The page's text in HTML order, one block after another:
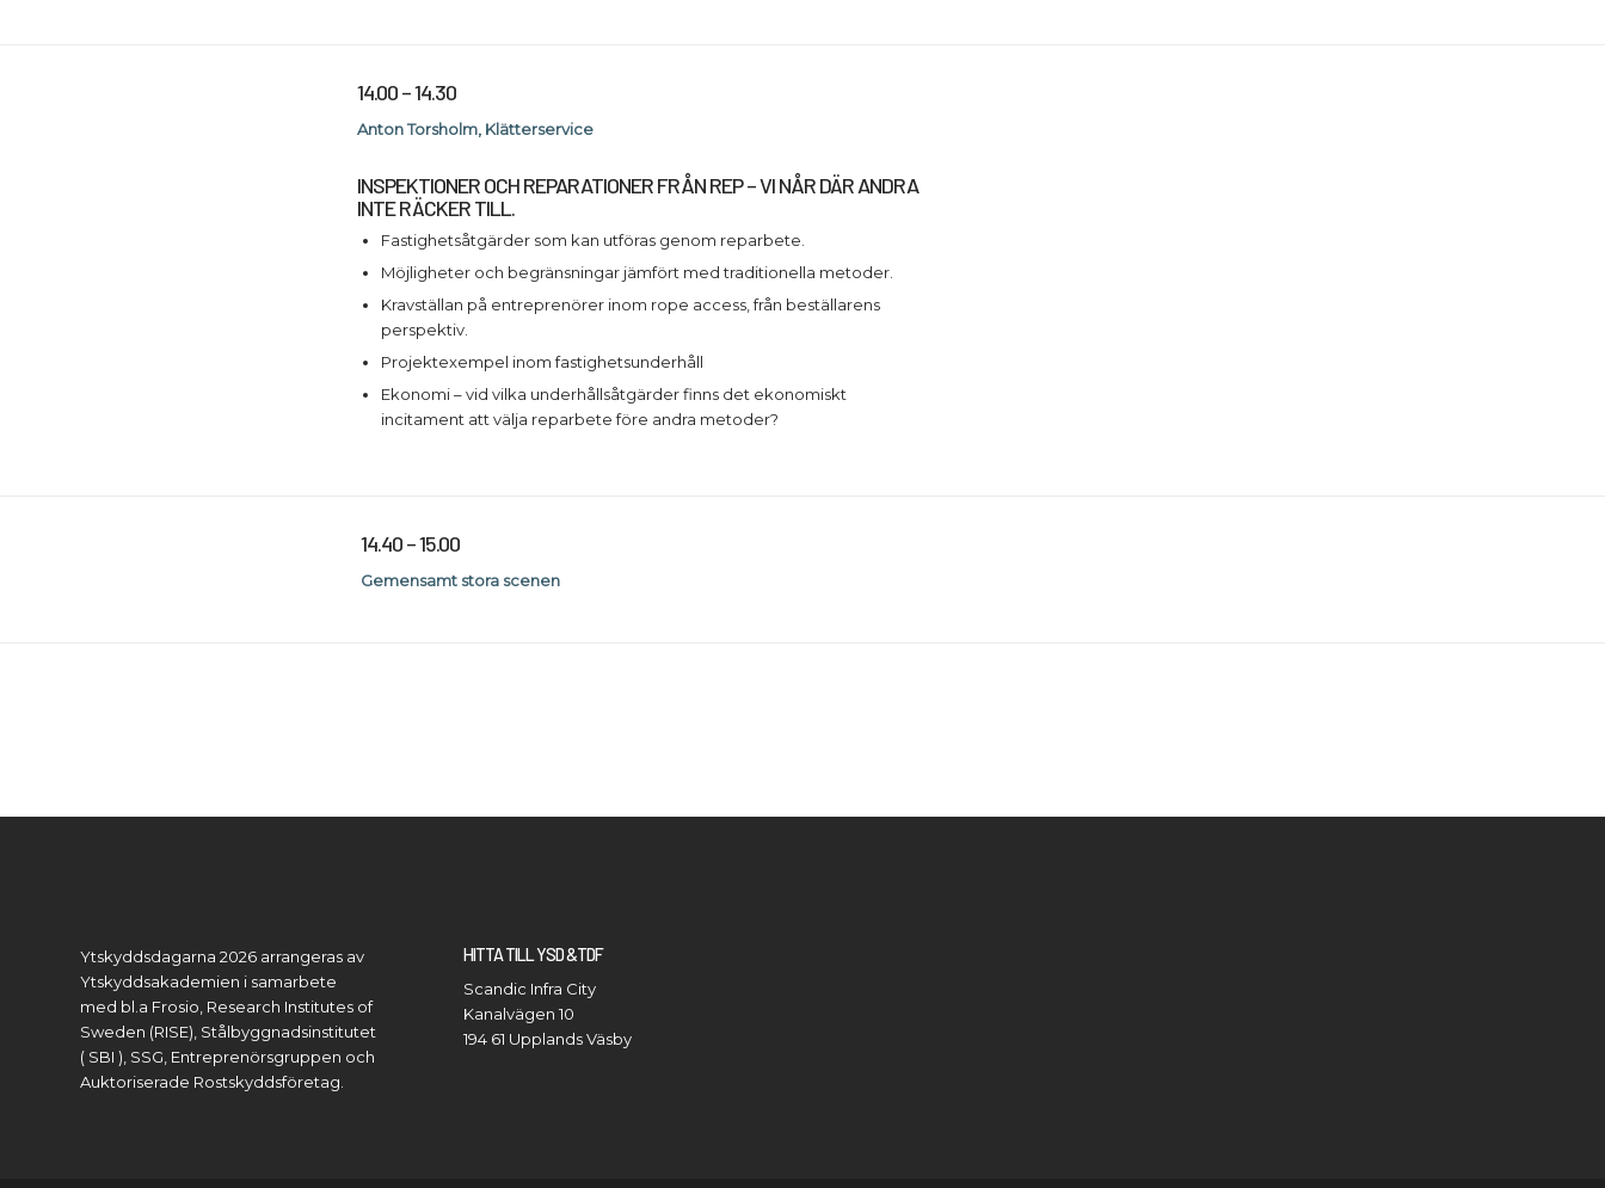
14.00 – 14.30
Anton Torsholm, Klätterservice
INSPEKTIONER OCH REPARATIONER FRÅN REP – VI NÅR DÄR ANDRA
INTE RÄCKER TILL.
Fastighetsåtgärder som kan utföras genom reparbete.
Möjligheter och begränsningar jämfört med traditionella metoder.
Kravställan på entreprenörer inom rope access, från beställarens
perspektiv.
Projektexempel inom fastighetsunderhåll
Ekonomi – vid vilka underhållsåtgärder finns det ekonomiskt
incitament att välja reparbete före andra metoder?
14.40 – 15.00
Gemensamt stora scenen
Ytskyddsdagarna 2026 arrangeras av
Ytskyddsakademien i samarbete
med bl.a Frosio, Research Institutes of
Sweden (RISE), Stålbyggnadsinstitutet
( SBI ), SSG, Entreprenörsgruppen och
Auktoriserade Rostskyddsföretag.
HITTA TILL YSD &TDF
Scandic Infra City
Kanalvägen 10
194 61 Upplands Väsby